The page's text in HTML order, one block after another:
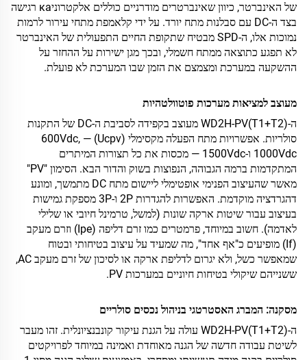
של האינברטר, כיוון שאינברטרים מודרניים כוללים אלקטרוניка רגישה
בצד ה-DC עם סבלנות מתח יורד. על ידי קלאמפת מתחי עירור לרמות
נמוכות אלו, ה-SPD מבטיח שתקופת החיים התפעולית של האינברטר
לא תפגע כתוצאה ממתח חשמלי, ובכך מגן ישירות על ההחזר על
ההשקעה במערכת ומצמצם את הזמן שבו המערכת לא פועלת.
מעוצב למציאות מערכות פוטוולטהיות
ה-WD2H-PV(T1+T2) מעוצב בקפידה לסביבת ה-DC של התקנות
סולריות. אפשרויות מתח הפעלה מקסימלי (Ucpv) — 600Vdc,
1000Vdc ו-1500Vdc — מכסות את כל תצורות המיתרים
המתקדמות ברמה הגבוהה, הנפוצות בשוק והדור הבא. הסימון "PV"
מאשר שהעיצוב הפנימי אופטימלי ליישום מתח DC מתמשך, ומונע
דהגרדציה מוקדמת. האפשרות להגדרות 2P ו-3P מספקת גמישות
בעיצוב עבור שיטות ארקה שונות (למשל, טרמינל חיובי או שלילי
לאדמה). חשוב במיוחד, פרמטרים כמו זרם דליפה (Ipe) וזרם מעקב
(If) מופיעים כ"אף אחד", מה שמעיד על עיצוב בטיחותי ובטוח
שמאפשר כשל, ולא יגרום לדליפת ארקה או לסיכון של זרם מעקב AC,
ששנייהם שיקולי בטיחות חיוניים במערכות PV.
מסקנה: המברג האסטרטגי בניהול נכסים סולריים
ה-WD2H-PV(T1+T2) עולה על הגנת עיקור קונבנציונלית. זהו מעבר
לשיטת עבודה חדשה של הגנה מאוחדת ואמינה במיוחד לפרויקטים